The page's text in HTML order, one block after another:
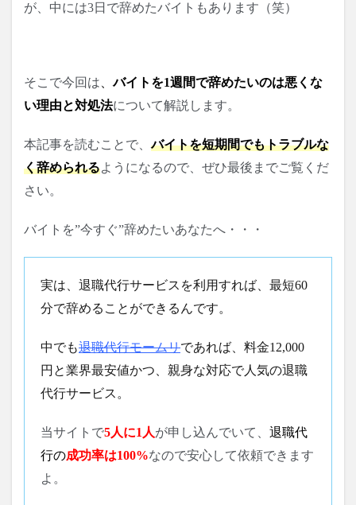
が、中には3日で辞めたバイトもあります（笑）
そこで今回は 、バイトを1週間で辞めたいのは悪くな
い理由と対処法について解説します。
本記事を読むことで、バイトを短期間でもトラブルな
く辞められるようになるので、 ぜひ最後までご覧くだ
さい。
バイトを”今すぐ”辞めたいあなたへ・・・
実は、退職代行サービスを利用すれば、最短60
分で辞めることができるんです。
中でも退職代行モームリであれば、料金12,000
円と業界最安値かつ、親身な対応で人気の退職
代行サービス。
当サイトで5人に1人が申し込んでいて、 退職代
行の成功率は100%なので安心して依頼できます
よ。